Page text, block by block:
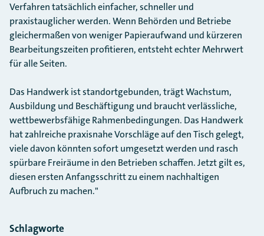
Verfahren tatsächlich einfacher, schneller und
praxistauglicher werden. Wenn Behörden und Betriebe
gleichermaßen von weniger Papieraufwand und kürzeren
Bearbeitungszeiten profitieren, entsteht echter Mehrwert
für alle Seiten.
Das Handwerk ist standortgebunden, trägt Wachstum,
Ausbildung und Beschäftigung und braucht verlässliche,
wettbewerbsfähige Rahmenbedingungen. Das Handwerk
hat zahlreiche praxisnahe Vorschläge auf den Tisch gelegt,
viele davon könnten sofort umgesetzt werden und rasch
spürbare Freiräume in den Betrieben schaffen. Jetzt gilt es,
diesen ersten Anfangsschritt zu einem nachhaltigen
Aufbruch zu machen."
Schlagworte